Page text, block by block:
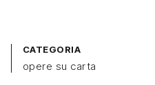
CATEGORIA
opere su carta